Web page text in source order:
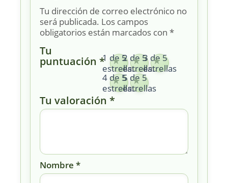
Tu dirección de correo electrónico no
será publicada. Los campos
obligatorios están marcados con *
Tu
puntuación *1 de 5
estrellas
2 de 5
estrellas
3 de 5
estrellas
4 de 5
estrellas
5 de 5
estrellas
Tu valoración *
Nombre *